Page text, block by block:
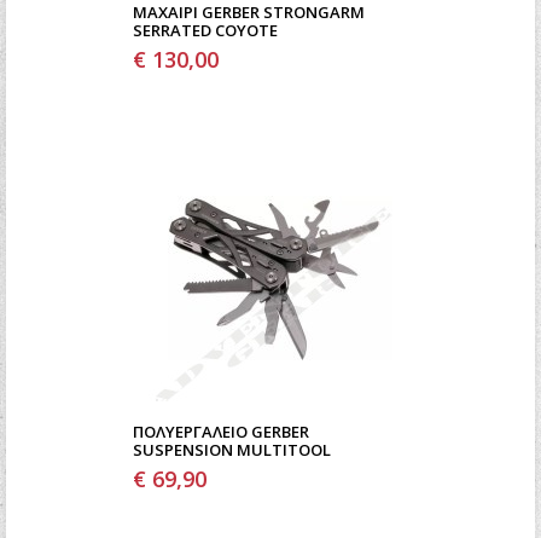
ΜΑΧΑΊΡΙ GERBER STRONGARM
SERRATED COYOTE
€ 130,00
ΠΟΛΥΕΡΓΑΛΕΊΟ GERBER
SUSPENSION MULTITOOL
€ 69,90